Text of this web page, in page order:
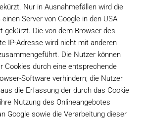
Nur in Ausnahmefällen wird die
Server von Google in den USA
gekürzt. Die von dem Browser des
IP-Adresse wird nicht mit anderen
Die Nutzer können
Cookies durch eine entsprechende
Software verhindern; die Nutzer
die Erfassung der durch das Cookie
Nutzung des Onlineangebotes
Google sowie die Verarbeitung dieser